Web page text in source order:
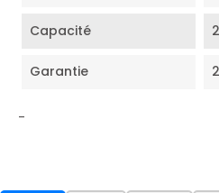
Capacité
Garantie
-